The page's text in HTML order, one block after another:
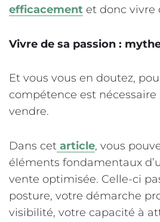
efficacement et donc vivre
Vivre de sa passion :
Et vous vous en doutez,
compétence est nécessaire
vendre.
Dans cet article, vous
éléments fondamentaux
vente optimisée. Celle-ci
posture, votre démarche
visibilité, votre capacité à